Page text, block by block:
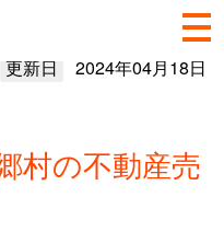
更新日 2024年04月18日
村の不動産売